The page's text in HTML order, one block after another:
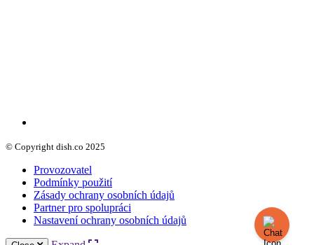
© Copyright dish.co 2025
Provozovatel
Podmínky použití
Zásady ochrany osobních údajů
Partner pro spolupráci
Nastavení ochrany osobních údajů